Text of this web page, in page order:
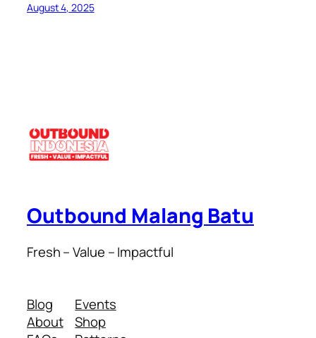
August 4, 2025
Outbound Malang Batu
Fresh – Value – Impactful
Blog
About
Events
Shop